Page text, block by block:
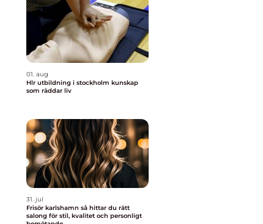
01. aug
Hlr utbildning i stockholm kunskap
som räddar liv
31. jul
Frisör karlshamn så hittar du rätt
salong för stil, kvalitet och personligt